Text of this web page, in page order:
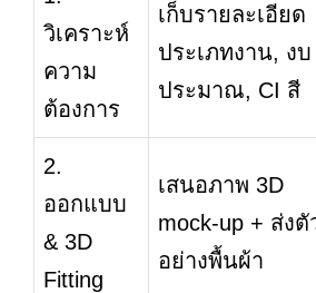
วิเคราะห์
ความ
ต้องการ
เก็บรายละเอียด
ประเภทงาน, งบ
ประมาณ, CI สี
2.
ออกแบบ
& 3D
Fitting
เสนอภาพ 3D
mock-up + ส่งตั
อย่างพื้นผ้า